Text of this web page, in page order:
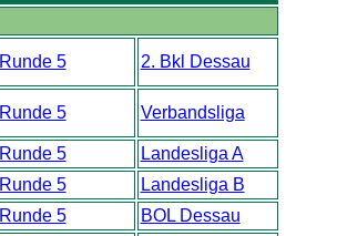
Runde 5 2. Bkl Dessau
Runde 5 Verbandsliga
Runde 5
Landesliga A
Runde 5
Landesliga B
Runde 5
BOL Dessau